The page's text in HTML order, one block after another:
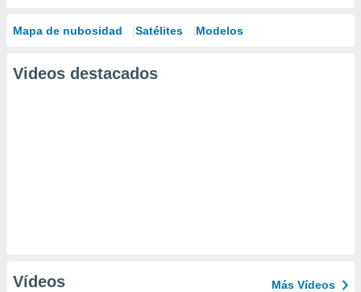
Mapa de nubosidad Satélites Modelos
Videos destacados
Vídeos Más Vídeos